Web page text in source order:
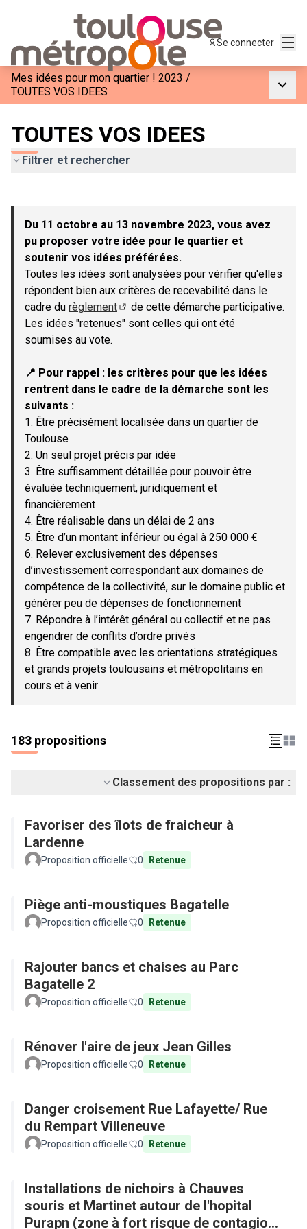
Se connecter
Mes idées pour mon quartier ! 2023 /
TOUTES VOS IDEES
TOUTES VOS IDEES
Filtrer et rechercher
−
Du 11 octobre au 13 novembre 2023, vous avez
pu proposer votre idée pour le quartier et
soutenir vos idées préférées.
Toutes les idées sont analysées pour vérifier qu'elles
répondent bien aux critères de recevabilité dans le
cadre du règlement
(Lien externe)
de cette démarche participative.
Les idées "retenues" sont celles qui ont été
soumises au vote.
📍 Pour rappel : les critères pour que les idées
rentrent dans le cadre de la démarche sont les
suivants :
1. Être précisément localisée dans un quartier de
Toulouse
2. Un seul projet précis par idée
3. Être suffisamment détaillée pour pouvoir être
évaluée techniquement, juridiquement et
financièrement
4. Être réalisable dans un délai de 2 ans
5. Être d’un montant inférieur ou égal à 250 000 €
6. Relever exclusivement des dépenses
d’investissement correspondant aux domaines de
compétence de la collectivité, sur le domaine public et
générer peu de dépenses de fonctionnement
7. Répondre à l’intérêt général ou collectif et ne pas
engendrer de conflits d’ordre privés
8. Être compatible avec les orientations stratégiques
et grands projets toulousains et métropolitains en
cours et à venir
183 propositions
Classement des propositions par :
Favoriser des îlots de fraicheur à
Lardenne
Proposition officielle 0 Retenue
Piège anti-moustiques Bagatelle
Proposition officielle 0 Retenue
Rajouter bancs et chaises au Parc
Bagatelle 2
Proposition officielle 0 Retenue
Rénover l'aire de jeux Jean Gilles
Proposition officielle 0 Retenue
Danger croisement Rue Lafayette/ Rue
du Rempart Villeneuve
Proposition officielle 0 Retenue
Installations de nichoirs à Chauves
souris et Martinet autour de l'hopital
Purapn (zone à fort risque de contagion